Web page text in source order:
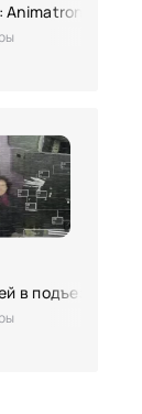
Animatronics
в подъезде